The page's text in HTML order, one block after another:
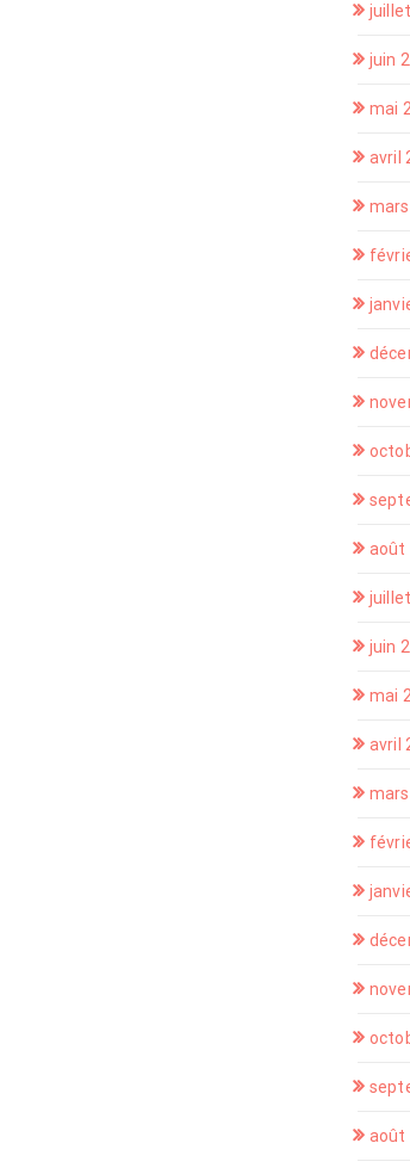
juin
mai
avril
août
juin
mai
avril
août